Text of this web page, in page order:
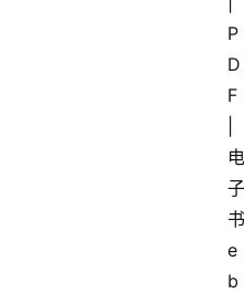
P
D
F
电
子
书
e
b